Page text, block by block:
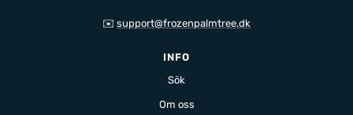
✉️ support@frozenpalmtree.dk
INFO
Sök
Om oss